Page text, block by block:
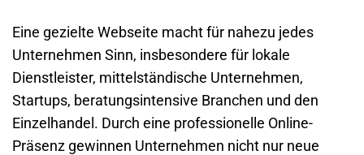
Eine gezielte Webseite macht für nahezu jedes
Unternehmen Sinn, insbesondere für lokale
Dienstleister, mittelständische Unternehmen,
Startups, beratungsintensive Branchen und den
Einzelhandel. Durch eine professionelle Online-
Präsenz gewinnen Unternehmen nicht nur neue